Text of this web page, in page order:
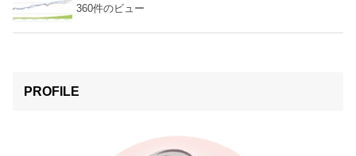
360件のビュー
PROFILE